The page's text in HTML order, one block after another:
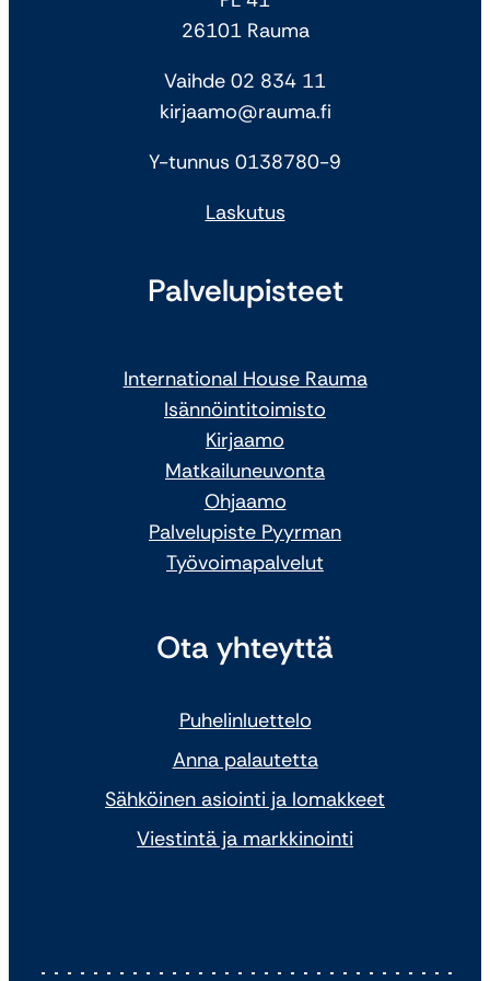
26101 Rauma
Vaihde 02 834 11
kirjaamo@rauma.fi
Y-tunnus 0138780-9
Laskutus
Palvelupisteet
International House Rauma
Isännöintitoimisto
Kirjaamo
Matkailuneuvonta
Ohjaamo
Palvelupiste Pyyrman
Työvoimapalvelut
Ota yhteyttä
Puhelinluettelo
Anna palautetta
Sähköinen asiointi ja lomakkeet
Viestintä ja markkinointi